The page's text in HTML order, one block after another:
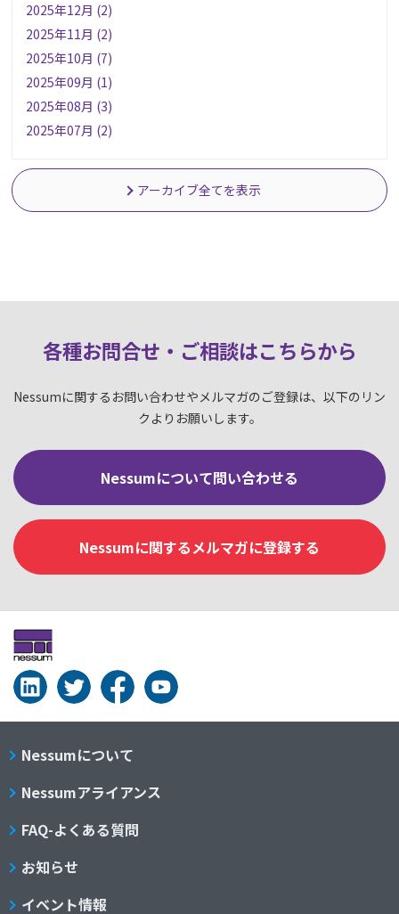
2025年12月 (2)
2025年11月 (2)
2025年10月 (7)
2025年09月 (1)
2025年08月 (3)
2025年07月 (2)
アーカイブ全てを表示
各種お問合せ・ご相談はこちらから
Nessumに関するお問い合わせやメルマガのご登録は、以下のリン
クよりお願いします。
Nessumについて問い合わせる
Nessumに関するメルマガに登録する
Nessumについて
Nessumアライアンス
FAQ-よくある質問
お知らせ
イベント情報